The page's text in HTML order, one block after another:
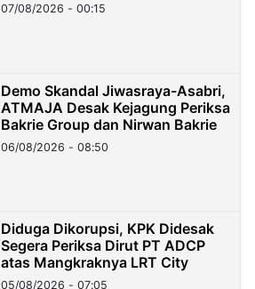
07/08/2026 - 00:15
Demo Skandal Jiwasraya-Asabri,
ATMAJA Desak Kejagung Periksa
Bakrie Group dan Nirwan Bakrie
06/08/2026 - 08:50
Diduga Dikorupsi, KPK Didesak
Segera Periksa Dirut PT ADCP
atas Mangkraknya LRT City
05/08/2026 - 07:05